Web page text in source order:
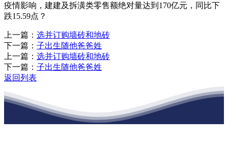
疫情影响，建建及拆潢类零售额绝对量达到170亿元，同比下
跌15.59点？
上一篇： 选并订购墙砖和地砖
下一篇： 子出生随他爸爸姓
上一篇： 选并订购墙砖和地砖
下一篇： 子出生随他爸爸姓
返回列表